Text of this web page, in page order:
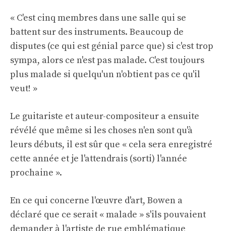
« C'est cinq membres dans une salle qui se
battent sur des instruments. Beaucoup de
disputes (ce qui est génial parce que) si c'est trop
sympa, alors ce n'est pas malade. C'est toujours
plus malade si quelqu'un n'obtient pas ce qu'il
veut! »
Le guitariste et auteur-compositeur a ensuite
révélé que même si les choses n'en sont qu'à
leurs débuts, il est sûr que « cela sera enregistré
cette année et je l'attendrais (sorti) l'année
prochaine ».
En ce qui concerne l'œuvre d'art, Bowen a
déclaré que ce serait « malade » s'ils pouvaient